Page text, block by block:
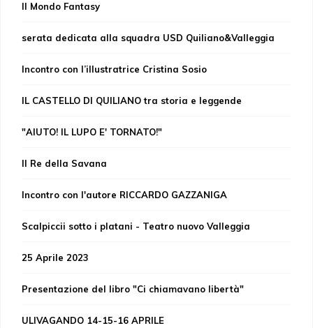
Il Mondo Fantasy
serata dedicata alla squadra USD Quiliano&Valleggia
Incontro con l’illustratrice Cristina Sosio
IL CASTELLO DI QUILIANO tra storia e leggende
"AIUTO! IL LUPO E' TORNATO!"
Il Re della Savana
Incontro con l'autore RICCARDO GAZZANIGA
Scalpiccii sotto i platani - Teatro nuovo Valleggia
25 Aprile 2023
Presentazione del libro "Ci chiamavano libertà"
ULIVAGANDO 14-15-16 APRILE